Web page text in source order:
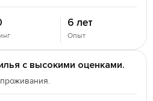
6 лет
Опыт
с высокими оценками.